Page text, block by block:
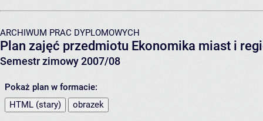
ARCHIWUM PRAC DYPLOMOWYCH
Plan zajęć przedmiotu Ekonomika miast i
Semestr zimowy 2007/08
Pokaż plan w formacie:
HTML (stary)
obrazek